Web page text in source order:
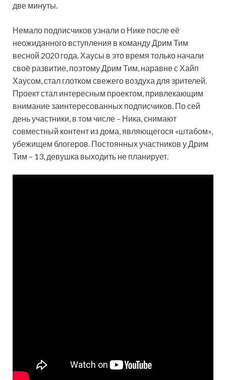
две минуты.
Немало подписчиков узнали о Нике после её
неожиданного вступления в команду Дрим Тим
весной 2020 года. Хаусы в это время только начали
своё развитие, поэтому Дрим Тим, наравне с Хайп
Хаусом, стал глотком свежего воздуха для зрителей.
Проект стал интересным проектом, привлекающим
внимание заинтересованных подписчиков. По сей
день участники, в том числе – Ника, снимают
совместный контент из дома, являющегося «штабом»,
убежищем блогеров. Постоянных участников у Дрим
Тим – 13, девушка выходить не планирует.